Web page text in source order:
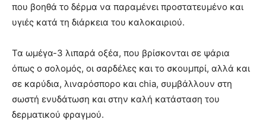
που βοηθά το δέρμα να παραμένει προστατευμένο και
υγιές κατά τη διάρκεια του καλοκαιριού.
Τα ωμέγα-3 λιπαρά οξέα, που βρίσκονται σε ψάρια
όπως ο σολομός, οι σαρδέλες και το σκουμπρί, αλλά και
σε καρύδια, λιναρόσπορο και chia, συμβάλλουν στη
σωστή ενυδάτωση και στην καλή κατάσταση του
δερματικού φραγμού.